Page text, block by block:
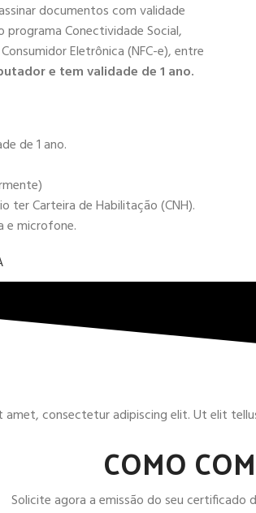
documentos com validade
programa Conectividade Social,
Eletrônica (NFC-e), entre
e tem validade de 1 ano.
de 1 ano.
ter Carteira de Habilitação (CNH).
e microfone.
amet, consectetur adipiscing elit. Ut elit
COMO
Solicite agora a emissão do seu certificado